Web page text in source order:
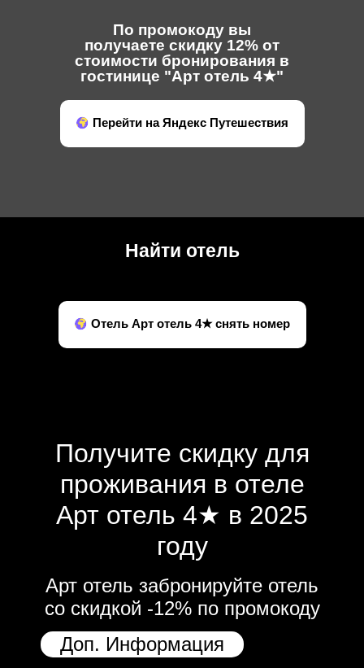
По промокоду вы
получаете скидку 12% от
стоимости бронирования в
гостинице "Арт отель 4★"
Перейти на Яндекс Путешествия
Найти отель
Отель Арт отель 4★ снять номер
Получите скидку для
проживания в отеле
Арт отель 4★ в 2025
году
Арт отель забронируйте отель
со скидкой -12% по промокоду
Доп. Информация